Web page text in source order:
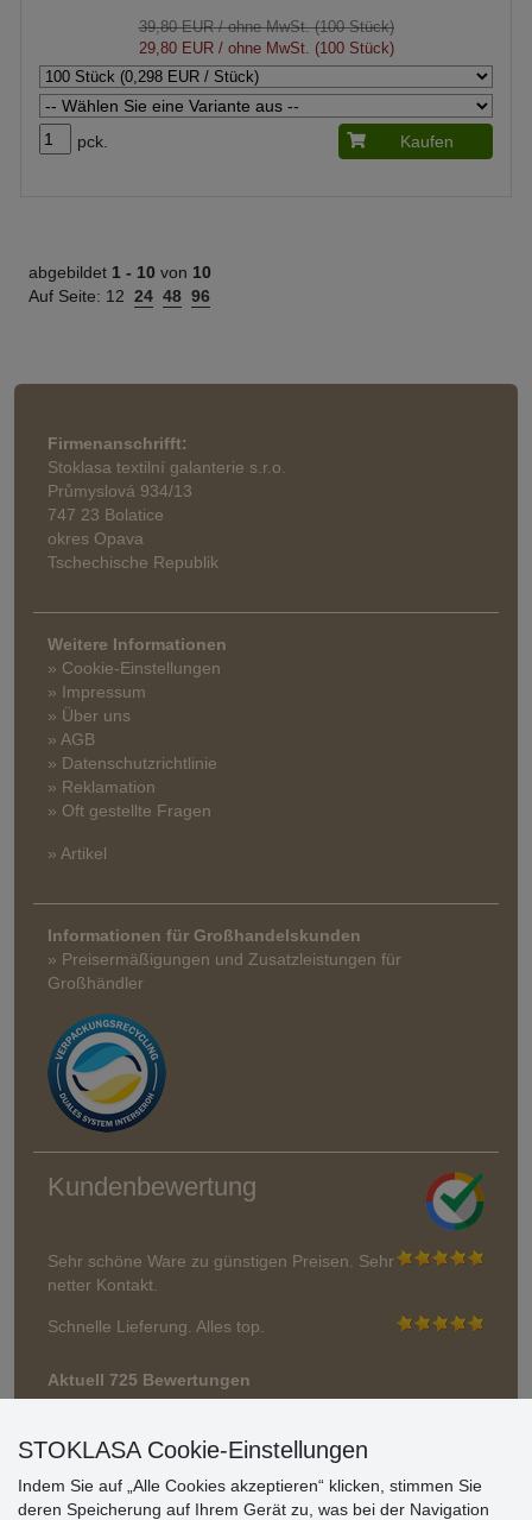
39,80 EUR/ ohne MwSt. (100 Stück)
29,80 EUR/ ohne MwSt. (100 Stück)
pck. Kaufen
abgebildet 1 - 10 von 10
Auf Seite: 12 24 48 96
Firmenanschrifft:
Stoklasa textilní galanterie s.r.o.
Průmyslová 934/13
747 23 Bolatice
okres Opava
Tschechische Republik
Weitere Informationen
» Cookie-Einstellungen
» Impressum
» Über uns
» AGB
» Datenschutzrichtlinie
» Reklamation
» Oft gestellte Fragen
» Artikel
Informationen für Großhandelskunden
» Preisermäßigungen und Zusatzleistungen für
Großhändler
Kundenbewertung
Sehr schöne Ware zu günstigen Preisen. Sehr
netter Kontakt.
Schnelle Lieferung. Alles top.
Aktuell 725 Bewertungen
STOKLASA Cookie-Einstellungen
Indem Sie auf „Alle Cookies akzeptieren“ klicken, stimmen Sie
deren Speicherung auf Ihrem Gerät zu, was bei der Navigation